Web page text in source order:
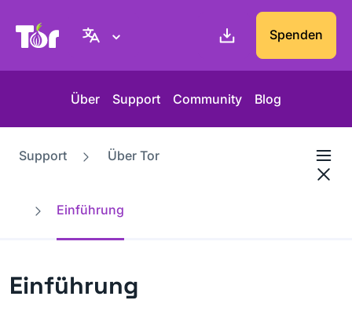
Tor-Projekt Webseite Spenden
Über Support Community Blog
Support Über Tor
Einführung
Einführung